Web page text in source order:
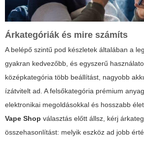
Árkategóriák és mire számíts
A belépő szintű pod készletek általában a
gyakran kedvezőbb, és egyszerű
középkategória több beállítást, nagyobb
ízátvitelt ad. A felsőkategória prémium
elektronikai megoldásokkal és hosszabb
Vape Shop választás előtt állsz, kérj
összehasonlítást: melyik eszköz ad jobb